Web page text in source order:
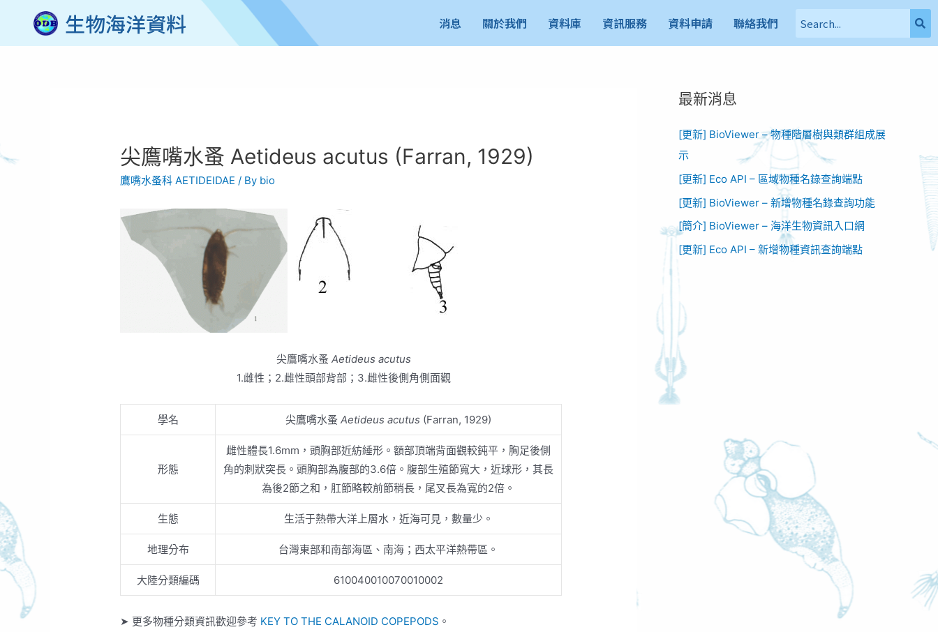
生物海洋資料 消息 關於我們 資料庫 資訊服務 資料申請 聯絡我們
尖鷹嘴水蚤 Aetideus acutus (Farran, 1929)
鷹嘴水蚤科 AETIDEIDAE / By bio
尖鷹嘴水蚤 Aetideus acutus
1.雌性；2.雌性頭部背部；3.雌性後側角側面觀
學名 尖鷹嘴水蚤Aetideus acutus (Farran, 1929)
形態
雌性體長1.6mm，頭胸部近紡綞形。額部頂端背面觀較鈍平，胸足後側
角的刺狀突長。頭胸部為腹部的3.6倍。腹部生殖節寬大，近球形，其長
為後2節之和，肛節略較前節稍長，尾叉長為寬的2倍。
生態 生活于熱帶大洋上層水，近海可見，數量少。
地理分布 台灣東部和南部海區、南海；西太平洋熱帶區。
大陸分類編碼 610040010070010002
➤ 更多物種分類資訊歡迎參考 KEY TO THE CALANOID COPEPODS 。
最新消息
[更新] BioViewer – 物種階層樹與類群組成展
示
[更新] Eco API – 區域物種名錄查詢端點
[更新] BioViewer – 新增物種名錄查詢功能​
[簡介] BioViewer – 海洋生物資訊入口網​
[更新] Eco API – 新增物種資訊查詢端點